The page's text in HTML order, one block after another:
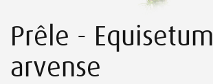
Prêle - Equisetum
arvense